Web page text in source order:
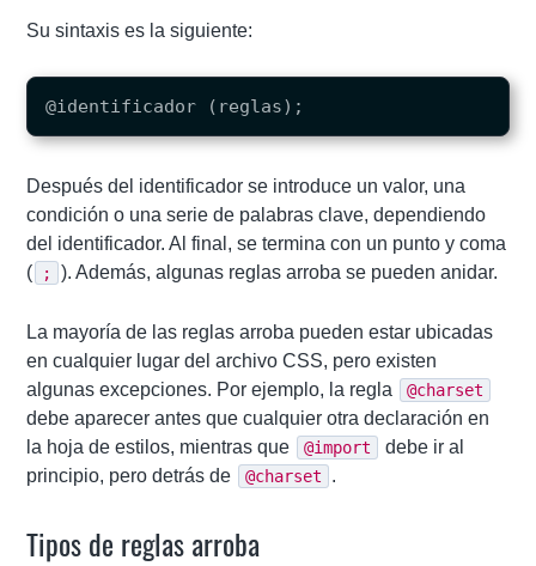
Su sintaxis es la siguiente:
Después del identificador se introduce un valor, una
condición o una serie de palabras clave, dependiendo
del identificador. Al final, se termina con un punto y coma
(
; ). Además, algunas reglas arroba se pueden anidar.
La mayoría de las reglas arroba pueden estar ubicadas
en cualquier lugar del archivo CSS, pero existen
algunas excepciones. Por ejemplo, la regla
@charset
debe aparecer antes que cualquier otra declaración en
la hoja de estilos, mientras que
@import
debe ir al
principio, pero detrás de
@charset .
Tipos de reglas arroba